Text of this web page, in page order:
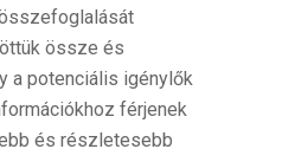
össze és
a potenciális igénylők
férjenek
és részletesebb